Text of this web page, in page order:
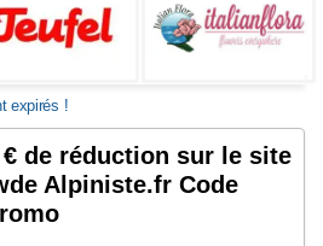
expirés !
€ de réduction sur le site
Alpiniste.fr Code